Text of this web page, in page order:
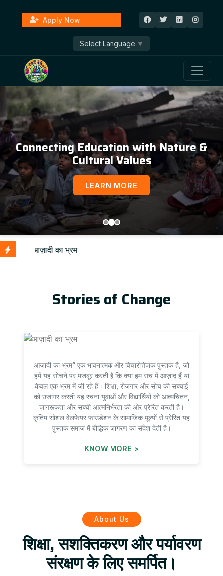
Apply Now
Select Language ▼
Connecting Education with Nature &
Cultural Values
LEARN MORE
Stories of Change
आज़ादी का भ्रम” एक भावनात्मक और विचारोत्तेजक पुस्तक है, जो
हमें यह सोचने पर मजबूर करती है कि क्या हम सच में आज़ाद हैं या
केवल एक भ्रम में जी रहे हैं। शिक्षा, रोजगार और सोच की सच्चाई
को उजागर करती यह रचना युवाओं और विद्यार्थियों को आत्मचिंतन,
जागरूकता और सच्ची आत्मनिर्भरता की ओर प्रेरित करती है।
कृतिम सोशल वेलफेयर फाउंडेशन के सामाजिक मूल्यों से प्रेरित यह
पुस्तक समाज में बौद्धिक जागरण का संदेश देती है।
KNOW MORE >
About Us
शिक्षा, सशक्तिकरण और पर्यावरण
संरक्षण के लिए समर्पित।